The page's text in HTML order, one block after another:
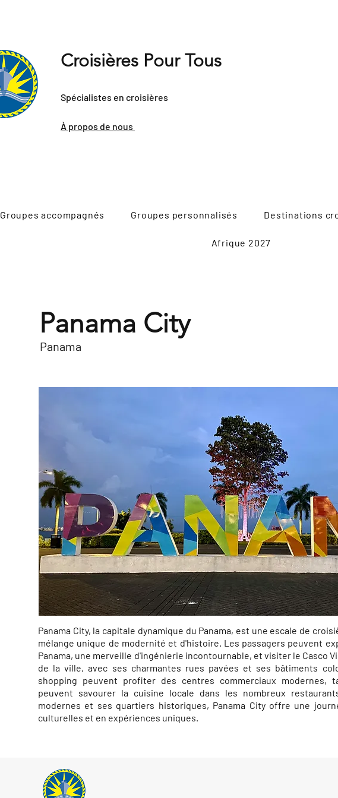
Croisières Pour Tous
Spécialistes en croisières
À propos de nous
Groupes accompagnés Groupes personnalisés Destinations
Afrique 2027
Panama City
Panama
Panama City, la capitale dynamique du Panama, est une escale de
mélange unique de modernité et d'histoire. Les passagers peuvent
Panama, une merveille d'ingénierie incontournable, et visiter le Casco
de la ville, avec ses charmantes rues pavées et ses bâtiments
shopping peuvent profiter des centres commerciaux modernes,
peuvent savourer la cuisine locale dans les nombreux
modernes et ses quartiers historiques, Panama City offre une
culturelles et en expériences uniques.